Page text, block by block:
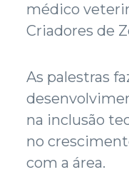
médico
Criadores de
As palestras
na inclusão
no
com a área.